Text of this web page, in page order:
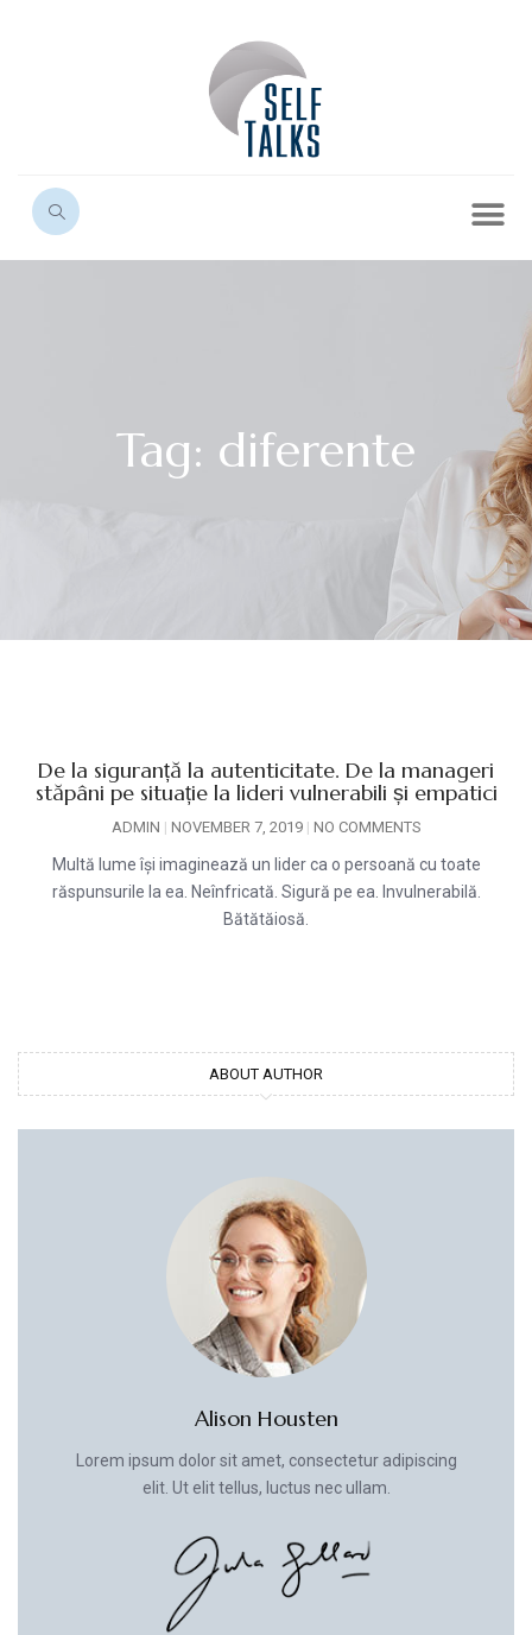
Tag: diferente
De la siguranță la autenticitate. De la manageri
stăpâni pe situație la lideri vulnerabili și empatici
ADMIN NOVEMBER 7, 2019 NO COMMENTS
Multă lume își imaginează un lider ca o persoană cu toate
răspunsurile la ea. Neînfricată. Sigură pe ea. Invulnerabilă.
Bătătăiosă.
ABOUT AUTHOR
Alison Housten
Lorem ipsum dolor sit amet, consectetur adipiscing
elit. Ut elit tellus, luctus nec ullam.